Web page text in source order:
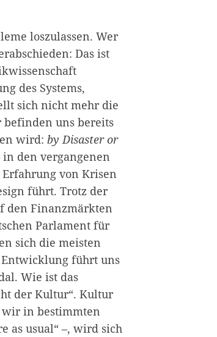
loszulassen. Wer
Das ist
des Systems,
sich nicht mehr die
uns bereits
wird: by Disaster or
den vergangenen
von Krisen
führt. Trotz der
den Finanzmärkten
Parlament für
sich die meisten
Entwicklung führt uns
Wie ist das
der Kultur“. Kultur
wir in bestimmten
as usual“ –, wird sich